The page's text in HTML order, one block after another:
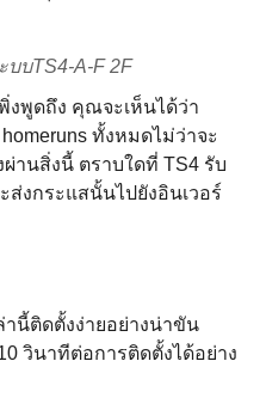
บบTS4-A-F 2F
งพูดถึง คุณจะเห็นได้ว่า
ทั้งหมดไม่ว่าจะ
านสิ่งนี้ ตราบใดที่ TS4 รับ
งกระแสนั้นไปยังอินเวอร์
านี้ติดตั้งง่ายอย่างน่าขัน
วินาทีต่อการติดตั้งได้อย่าง